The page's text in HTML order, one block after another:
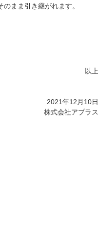
まま引き継がれます。
以上
2021年12月10日
株式会社アプラス